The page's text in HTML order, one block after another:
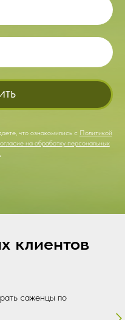
что ознакомились с Политикой
на обработку персональных
клиентов
саженцы по